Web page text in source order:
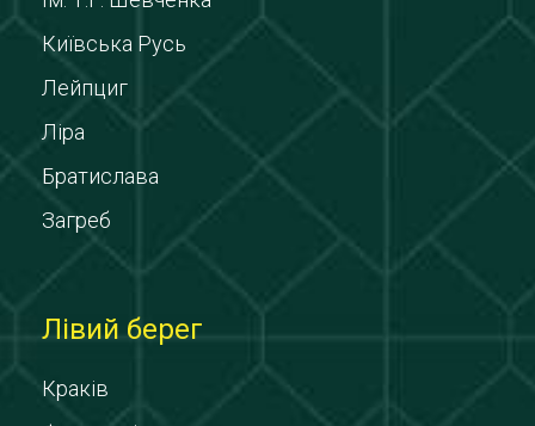
Київська Русь
Лейпциг
Ліра
Братислава
Загреб
Лівий берег
Краків